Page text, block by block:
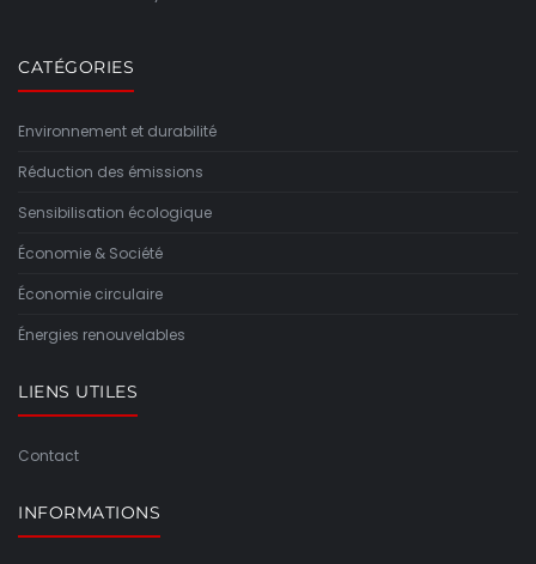
CATÉGORIES
Environnement et durabilité
Réduction des émissions
Sensibilisation écologique
Économie & Société
Économie circulaire
Énergies renouvelables
LIENS UTILES
Contact
INFORMATIONS